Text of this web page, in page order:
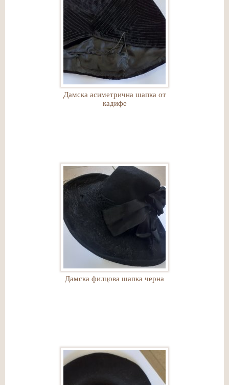
Дамска асиметрична шапка от
кадифе
Дамска филцова шапка черна